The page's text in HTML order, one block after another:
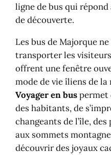
ligne de bus qui répond
de découverte.
Les bus de Majorque
transporter les
offrent une fenêtre
mode de vie îliens de la
Voyager en buspermet
des habitants, de
changeants de l’île,
aux sommets
découvrir des joyaux